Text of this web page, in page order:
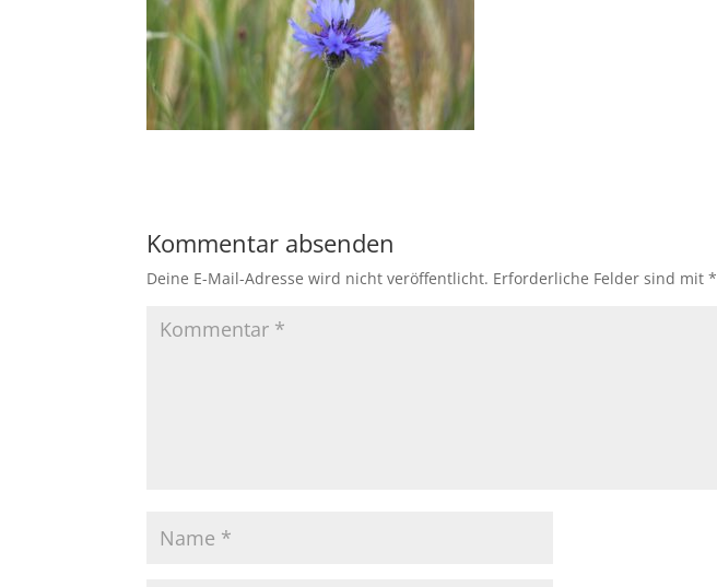
Kommentar absenden
Deine E-Mail-Adresse wird nicht veröffentlicht. Erforderliche Felder sind mit*